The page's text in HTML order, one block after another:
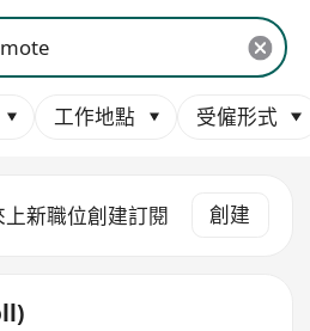
工作地點 受僱形式
新職位創建訂閱 創建